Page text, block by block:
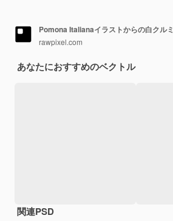
Pomona Italianaイラストからの白クルミ
rawpixel.com
あなたにおすすめのベクトル
関連PSD